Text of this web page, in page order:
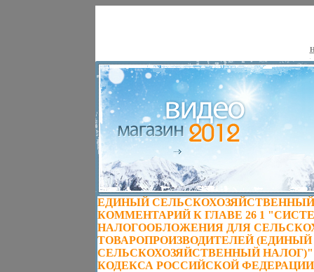
ЕДИНЫЙ
КОММЕНТАРИЙ К ГЛАВЕ 26 1
НАЛОГООБЛОЖЕНИЯ ДЛЯ
ТОВАРОПРОИЗВОДИТЕЛЕЙ (ЕДИНЫЙ
СЕЛЬСКОХОЗЯЙСТВЕННЫЙ
КОДЕКСА РОССИЙСКОЙ ФЕДЕРАЦИИ